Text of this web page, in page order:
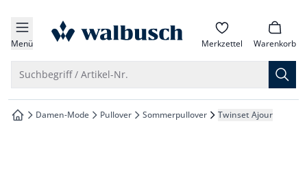
springen
springen
springen
springen
Menü zur Startseite Merkzettel Warenkorb
Suchbegriff / Artikel-Nr.
zur Startseite
Damen-Mode Pullover Sommerpullover Twinset Ajour